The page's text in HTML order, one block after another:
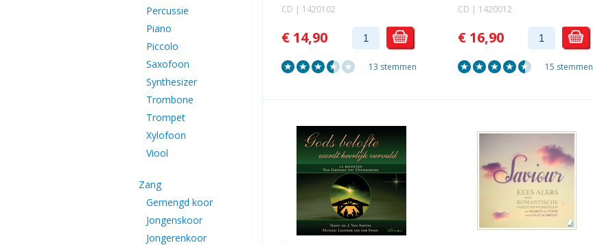
Percussie
Piano
Piccolo
Saxofoon
Synthesizer
Trombone
Trompet
Xylofoon
Viool
Zang
Gemengd koor
Jongenskoor
Jongerenkoor
CD | 1420102
€ 14,90
13 stemmen
CD | 1420012
€ 16,90
15 stemmen